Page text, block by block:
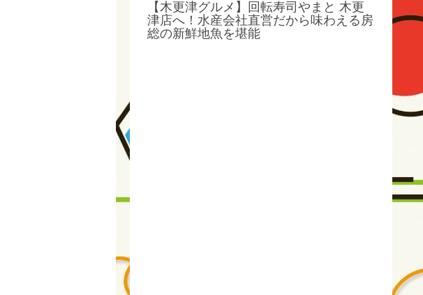
【木更津グルメ】回転寿司やまと 木更
津店へ！水産会社直営だから味わえる房
総の新鮮地魚を堪能